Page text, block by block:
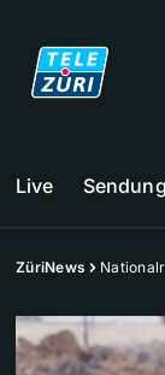
Live
ZüriNews